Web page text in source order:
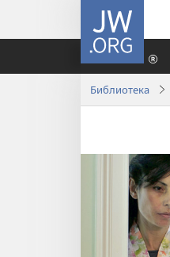
JW.ORG
Библиотека